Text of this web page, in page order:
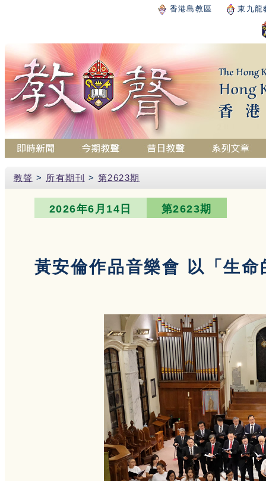
香港島教區 東九龍
教聲 > 所有期刊 > 第2623期
2026年6月14日 第2623期
黃安倫作品音樂會 以「生